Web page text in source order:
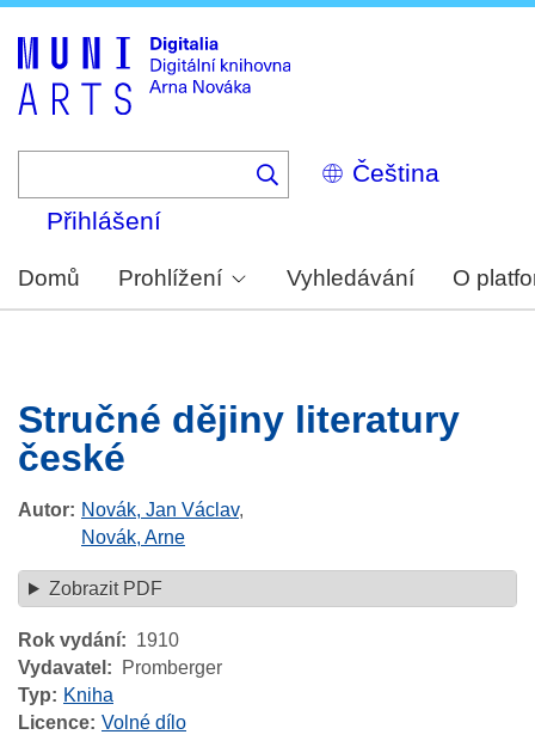
Select
your
Přihlášení
Domů Prohlížení Vyhledávání O
Stručné dějiny literatury
české
Autor Novák, Jan Václav,
Novák, Arne
Zobrazit PDF
Rok vydání
1910
Vydavatel
Promberger
Typ
Kniha
Licence Volné dílo